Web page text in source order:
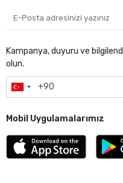
Kampanya, duyuru ve
olun.
Mobil Uygulamalarımız